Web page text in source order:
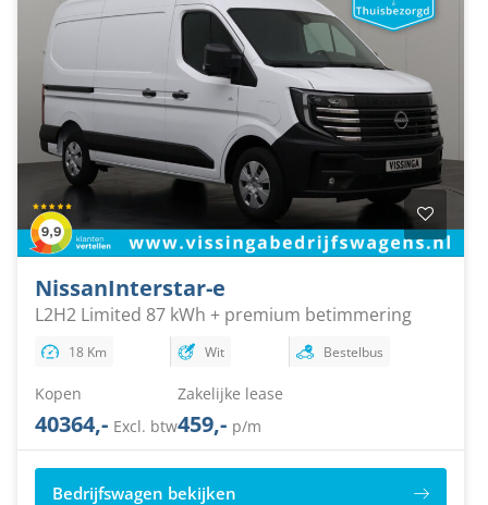
NissanInterstar-e
L2H2 Limited 87 kWh + premium betimmering
18 Km Wit Bestelbus
Kopen
40364,- Excl. btw
Zakelijke lease
459,- p/m
Bedrijfswagen bekijken